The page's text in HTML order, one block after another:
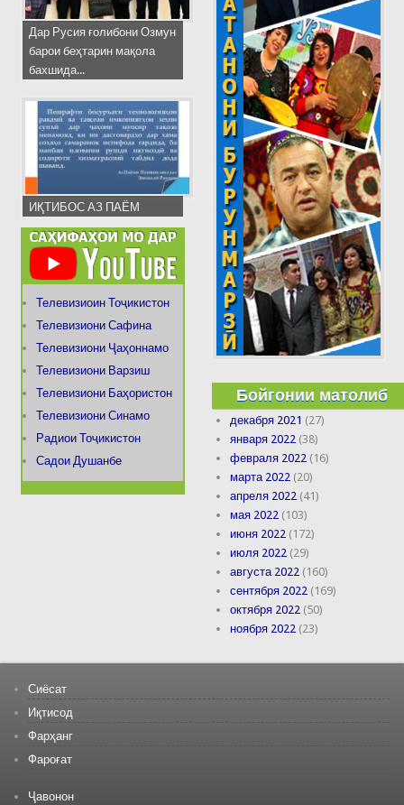
Дар Русия ғолибони Озмун
барои беҳтарин мақола
бахшида...
ИҚТИБОС АЗ ПАЁМ
Телевизиоин Тоҷикистон
Телевизиони Сафина
Телевизиони Ҷаҳоннамо
Телевизиони Варзиш
Телевизиони Баҳористон
Телевизиони Синамо
Радиои Тоҷикистон
Садои Душанбе
Бойгонии матолиб
декабря 2021 (27)
января 2022 (38)
февраля 2022 (16)
марта 2022 (20)
апреля 2022 (41)
мая 2022 (103)
июня 2022 (172)
июля 2022 (29)
августа 2022 (160)
сентября 2022 (169)
октября 2022 (50)
ноября 2022 (23)
Сиёсат
Иқтисод
Фарҳанг
Фароғат
Ҷавонон